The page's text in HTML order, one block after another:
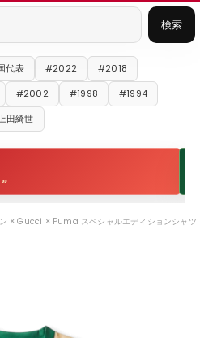
検索
代表 #2022
#2018
#2002 #1998
#1994
田綺世
>>
× Gucci × Puma スペシャルエディションシャツ